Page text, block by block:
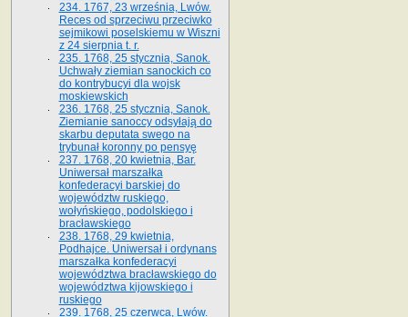
234. 1767, 23 września, Lwów.
Reces od sprzeciwu przeciwko
sejmikowi poselskiemu w Wiszni
z 24 sierpnia t. r.
235. 1768, 25 stycznia, Sanok.
Uchwały ziemian sanockich co
do kontrybucyi dla wojsk
moskiewskich
236. 1768, 25 stycznia, Sanok.
Ziemianie sanoccy odsyłają do
skarbu deputata swego na
trybunał koronny po pensyę
237. 1768, 20 kwietnia, Bar.
Uniwersał marszałka
konfederacyi barskiej do
województw ruskiego,
wołyńskiego, podolskiego i
bracławskiego
238. 1768, 29 kwietnia,
Podhajce. Uniwersał i ordynans
marszałka konfederacyi
województwa bracławskiego do
wo­jewództwa kijowskiego i
ruskiego
239. 1768, 25 czerwca, Lwów.